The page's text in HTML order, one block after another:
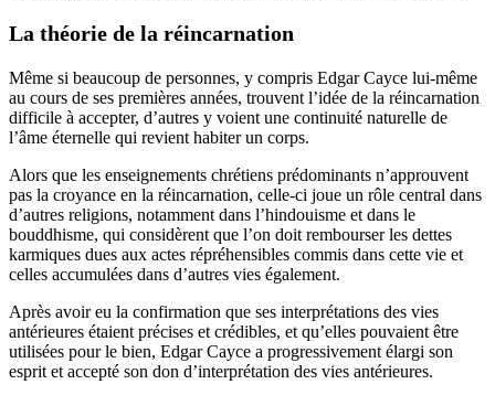
La théorie de la réincarnation
Même si beaucoup de personnes, y compris Edgar Cayce lui-même
au cours de ses premières années, trouvent l’idée de la réincarnation
difficile à accepter, d’autres y voient une continuité naturelle de
l’âme éternelle qui revient habiter un corps.
Alors que les enseignements chrétiens prédominants n’approuvent
pas la croyance en la réincarnation, celle-ci joue un rôle central dans
d’autres religions, notamment dans l’hindouisme et dans le
bouddhisme, qui considèrent que l’on doit rembourser les dettes
karmiques dues aux actes répréhensibles commis dans cette vie et
celles accumulées dans d’autres vies également.
Après avoir eu la confirmation que ses interprétations des vies
antérieures étaient précises et crédibles, et qu’elles pouvaient être
utilisées pour le bien, Edgar Cayce a progressivement élargi son
esprit et accepté son don d’interprétation des vies antérieures.